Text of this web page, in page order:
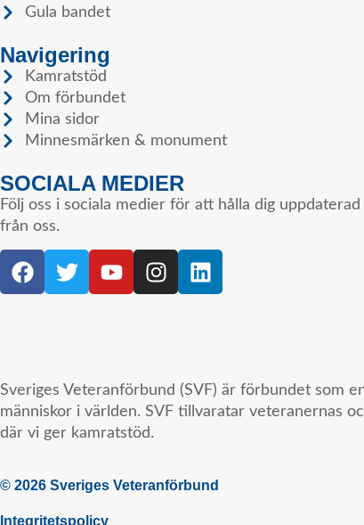
Gula bandet
Navigering
Kamratstöd
Om förbundet
Mina sidor
Minnesmärken & monument
SOCIALA MEDIER
Följ oss i sociala medier för att hålla dig
från oss.
Sveriges Veteranförbund (SVF) är förbundet som
människor i världen. SVF tillvaratar veteranernas
där vi ger kamratstöd.
© 2026 Sveriges Veteranförbund
Integritetspolicy